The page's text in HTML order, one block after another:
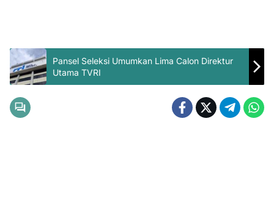
Pansel Seleksi Umumkan Lima Calon Direktur
Utama TVRI